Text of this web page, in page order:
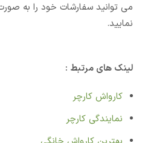
می توانید سفارشات خود را به
نمایید.
لینک های مرتبط :
کارواش کارچر
نمایندگی کارچر